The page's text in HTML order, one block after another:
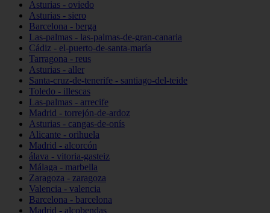
Asturias - oviedo
Asturias - siero
Barcelona - berga
Las-palmas - las-palmas-de-gran-canaria
Cádiz - el-puerto-de-santa-maría
Tarragona - reus
Asturias - aller
Santa-cruz-de-tenerife - santiago-del-teide
Toledo - illescas
Las-palmas - arrecife
Madrid - torrejón-de-ardoz
Asturias - cangas-de-onís
Alicante - orihuela
Madrid - alcorcón
álava - vitoria-gasteiz
Málaga - marbella
Zaragoza - zaragoza
Valencia - valencia
Barcelona - barcelona
Madrid - alcobendas